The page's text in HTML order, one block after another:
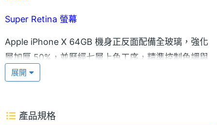
Super Retina 螢幕
Apple iPhone X 64GB 機身正反面配備全玻璃，強化
層加厚 50%，並歷經七層上色工序，精準控制色調與
透明度，還加入光學反射層以強化色彩；其搭載 5.8
iPhone X 64GB 採用 OLED 面板，讓 HDR 顯示器具
展開
產品規格